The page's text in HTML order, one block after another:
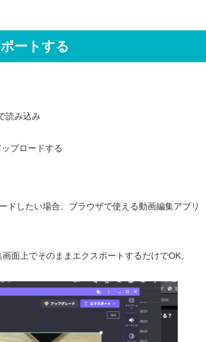
ートする
読み込み
プロードする
ドしたい場合、ブラウザで使える動画編集アプリ
面上でそのままエクスポートするだけでOK。